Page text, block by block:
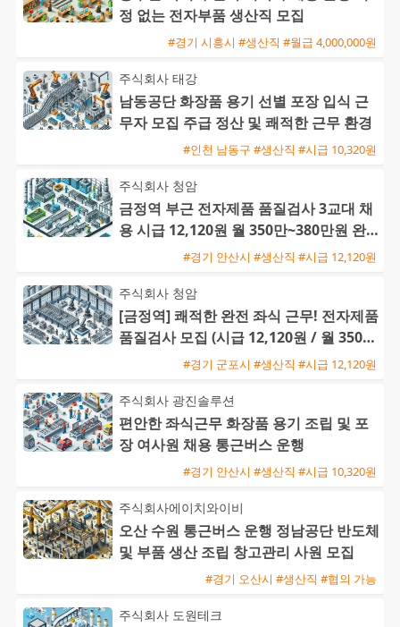
정 없는 전자부품 생산직 모집
#경기 시흥시 #생산직 #월급 4,000,000원
주식회사 태강
남동공단 화장품 용기 선별 포장 입식 근
무자 모집 주급 정산 및 쾌적한 근무 환경
#인천 남동구 #생산직 #시급 10,320원
주식회사 청암
금정역 부근 전자제품 품질검사 3교대 채
용 시급 12,120원 월 350만~380만원 완
전 좌식 근무#경기 안산시 #생산직 #시급 12,120원
주식회사 청암
[금정역] 쾌적한 완전 좌식 근무! 전자제품
품질검사 모집 (시급 12,120원 / 월 350만
~380만원)#경기 군포시 #생산직 #시급 12,120원
주식회사 광진솔루션
편안한 좌식근무 화장품 용기 조립 및 포
장 여사원 채용 통근버스 운행
#경기 안산시 #생산직 #시급 10,320원
주식회사에이치와이비
오산 수원 통근버스 운행 정남공단 반도체
및 부품 생산 조립 창고관리 사원 모집
#경기 오산시 #생산직 #협의 가능
주식회사 도원테크